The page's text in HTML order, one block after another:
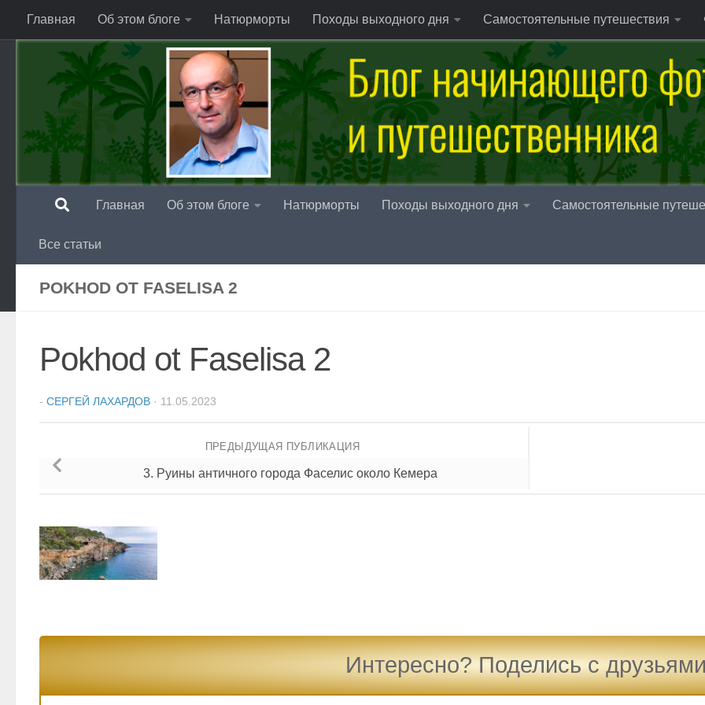
Перейти к содержимому
Главная Об этом блоге Натюрморты Походы выходного дня Самостоятельные путешествия
Главная Об этом блоге Натюрморты Походы выходного дня Самостоятельные
Все статьи
POKHOD OT FASELISA 2
Pokhod ot Faselisa 2
- СЕРГЕЙ ЛАХАРДОВ · 11.05.2023
ПРЕДЫДУЩАЯ ПУБЛИКАЦИЯ
3. Руины античного города Фаселис около Кемера
Интересно? Поделись с